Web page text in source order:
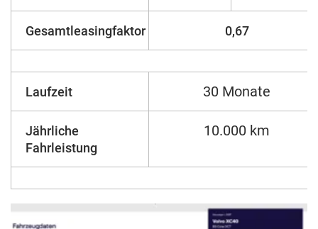
Gesamtleasingfaktor 0,67
Laufzeit 30 Monate
Jährliche
Fahrleistung
10.000 km